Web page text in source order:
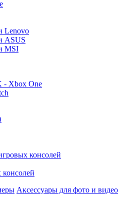
Lenovo
ASUS
MSI
- Xbox One
консолей
Аксессуары для фото и видео